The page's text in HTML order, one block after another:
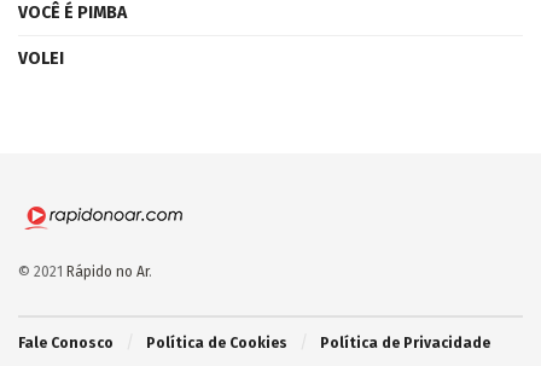
VOCÊ É PIMBA
VOLEI
© 2021 Rápido no Ar.
Fale Conosco Política de Cookies Política de Privacidade